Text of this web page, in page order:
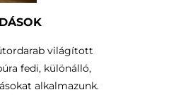
világított
fedi, különálló,
alkalmazunk.